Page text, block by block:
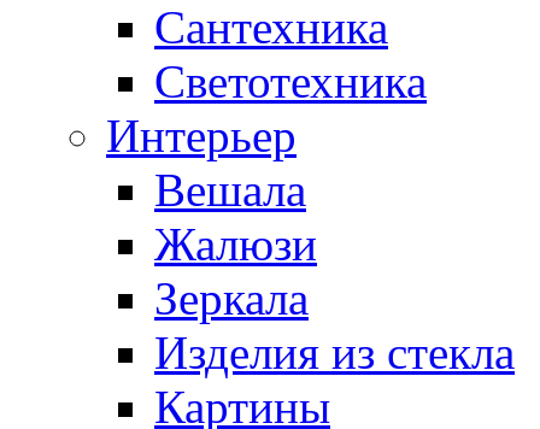
Сантехника
Светотехника
Интерьер
Вешала
Жалюзи
Зеркала
Изделия из стекла
Картины